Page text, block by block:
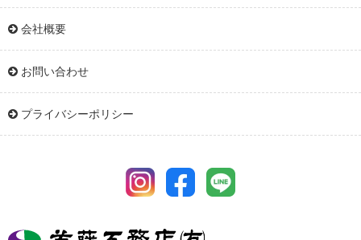
会社概要
お問い合わせ
プライバシーポリシー